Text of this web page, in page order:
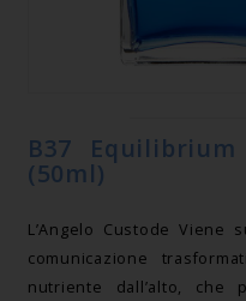
B37
(50ml)
L’Angelo Custode Viene
comunicazione
nutriente dall’alto, che